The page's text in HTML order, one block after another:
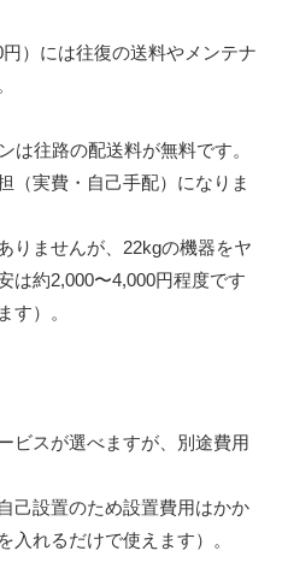
）には往復の送料やメンテナ
は往路の配送料が無料です。
（実費・自己手配）になりま
りませんが、22kgの機器をヤ
は約2,000〜4,000円程度です
す）。
ビスが選べますが、別途費用
己設置のため設置費用はかか
入れるだけで使えます）。